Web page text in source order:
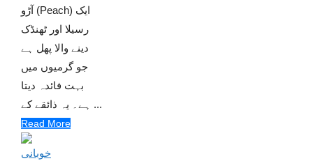
آڑو (Peach) ایک
رسیلا اور ٹھنڈک
دینے والا پھل ہے
جو گرمیوں میں
بہت فائدہ دیتا
ہے۔ یہ ذائقے کے ...
Read More